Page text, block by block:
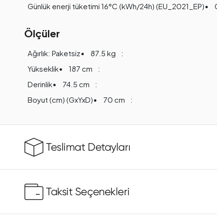
Günlük enerji tüketimi 16°C (kWh/24h) (EU_2021_EP)
Ölçüler
Ağırlık: Paketsiz
87.5 kg
Yükseklik
187 cm
Derinlik
74.5 cm
Boyut (cm) (GxYxD)
70 cm
Teslimat Detayları
Taksit Seçenekleri